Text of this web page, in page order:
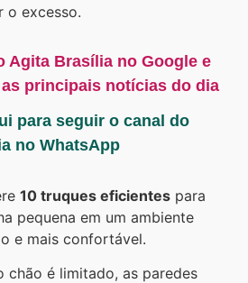
o excesso.
Agita Brasília no Google e
principais notícias do dia
para seguir o canal do
no WhatsApp
10 truques eficientes para
pequena em um ambiente
e mais confortável.
chão é limitado, as paredes